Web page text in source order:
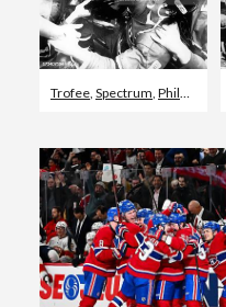
Trofee Spectrum Philadelphia Flyers